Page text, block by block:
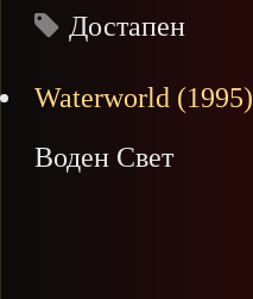
Достапен
Waterworld (1995)
Воден Свет